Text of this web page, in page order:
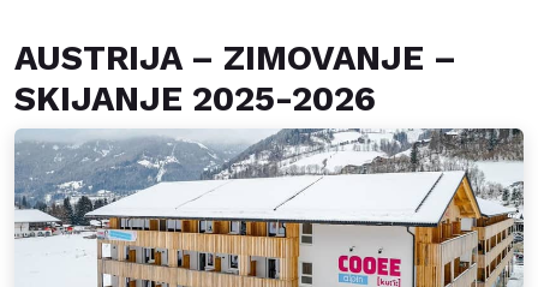
AUSTRIJA – ZIMOVANJE –
SKIJANJE 2025-2026